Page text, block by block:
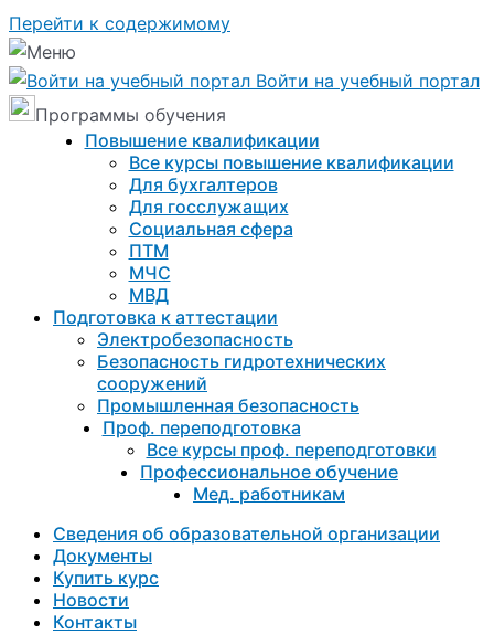
Перейти к содержимому
Войти на учебный портал
Программы обучения
Повышение квалификации
Все курсы повышение квалификации
Для бухгалтеров
Для госслужащих
Социальная сфера
ПТМ
МЧС
МВД
Подготовка к aттестации
Электробезопасность
Безопасность гидротехнических
сооружений
Промышленная безопасность
Проф. переподготовка
Все курсы проф. переподготовки
Профессиональное обучение
Мед. работникам
Сведения об образовательной организации
Документы
Купить курс
Новости
Контакты